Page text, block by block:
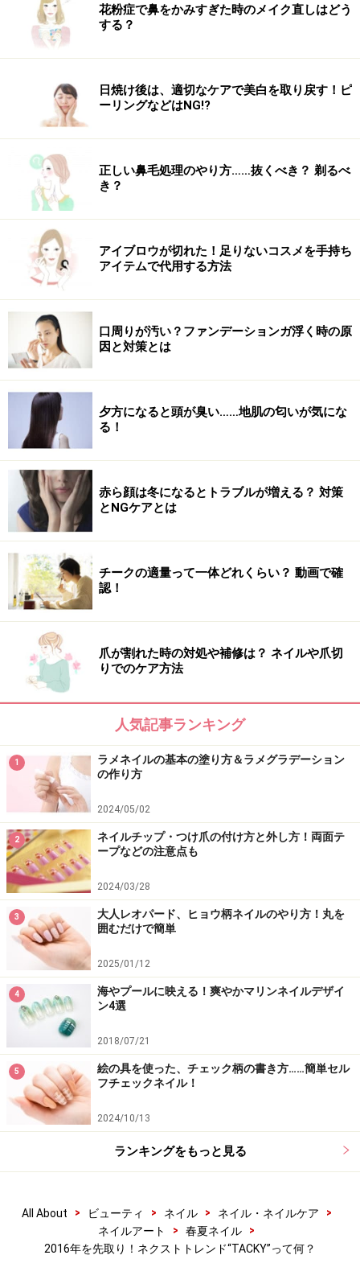
花粉症で鼻をかみすぎた時のメイク直しはどう
する？
日焼け後は、適切なケアで美白を取り戻す！ピ
ーリングなどはNG!?
正しい鼻毛処理のやり方……抜くべき？ 剃るべ
き？
アイブロウが切れた！足りないコスメを手持ち
アイテムで代用する方法
口周りが汚い？ファンデーションガ浮く時の原
因と対策とは
夕方になると頭が臭い……地肌の匂いが気にな
る！
赤ら顔は冬になるとトラブルが増える？ 対策
とNGケアとは
チークの適量って一体どれくらい？ 動画で確
認！
爪が割れた時の対処や補修は？ ネイルや爪切
りでのケア方法
人気記事ランキング
1
ラメネイルの基本の塗り方＆ラメグラデーション
の作り方
2024/05/02
2
ネイルチップ・つけ爪の付け方と外し方！両面テ
ープなどの注意点も
2024/03/28
3
大人レオパード、ヒョウ柄ネイルのやり方！丸を
囲むだけで簡単
2025/01/12
4
海やプールに映える！爽やかマリンネイルデザイ
ン4選
2018/07/21
5
絵の具を使った、チェック柄の書き方……簡単セル
フチェックネイル！
2024/10/13
ランキングをもっと見る
All About > ビューティ > ネイル > ネイル・ネイルケア
>
ネイルアート
> 春夏ネイル
>
2016年を先取り！ネクストトレンド“TACKY”って何？